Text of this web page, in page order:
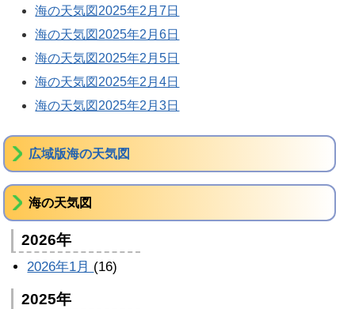
海の天気図2025年2月7日
海の天気図2025年2月6日
海の天気図2025年2月5日
海の天気図2025年2月4日
海の天気図2025年2月3日
広域版海の天気図
海の天気図
2026年
2026年1月 (16)
2025年